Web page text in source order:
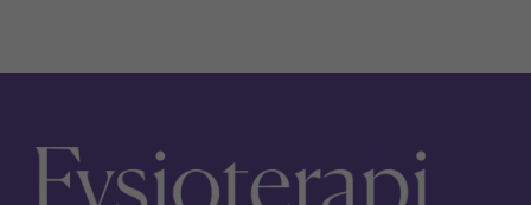
Statistik
För att vi ska